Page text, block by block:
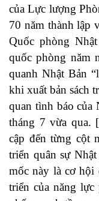
của Lực lượng
70 năm thành lập
Quốc phòng
quốc phòng năm
quanh Nhật Bản
khi xuất bản sách
quan tình báo của
tháng 7 vừa qua.
cập đến từng cột
triển quân sự
mốc này là cơ hội
triển của năng